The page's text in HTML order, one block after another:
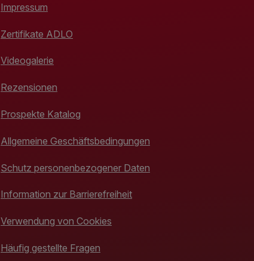
Impressum
Zertifikate ADLO
Videogalerie
Rezensionen
Prospekte Katalog
Allgemeine Geschäftsbedingungen
Schutz personenbezogener Daten
Information zur Barrierefreiheit
Verwendung von Cookies
Häufig gestellte Fragen